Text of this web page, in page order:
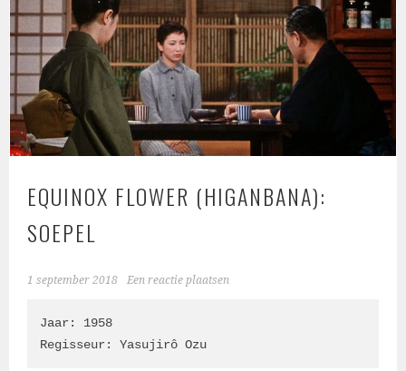
EQUINOX FLOWER (HIGANBANA):
SOEPEL
1 september 2018 Een reactie plaatsen
Jaar: 1958
Regisseur: Yasujirô Ozu